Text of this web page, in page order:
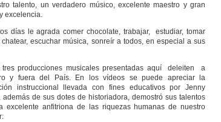
talento, un verdadero músico, excelente maestro y gran
excelencia.
días le agrada comer chocolate, trabajar, estudiar, tomar
chatear, escuchar música, sonreír a todos, en especial a sus
tres producciones musicales presentadas aquí deleiten a
y fuera del País. En los vídeos se puede apreciar la
instruccional llevada con fines educativos por Jenny
además de sus dotes de historiadora, demostró sus talentos
excelente anfitriona de las riquezas humanas de nuestro